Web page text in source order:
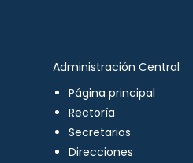
Administración Central
Página principal
Rectoría
Secretarios
Direcciones